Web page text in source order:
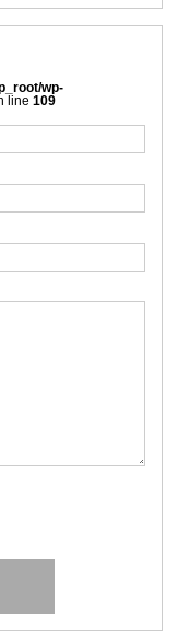
wp-
line 109